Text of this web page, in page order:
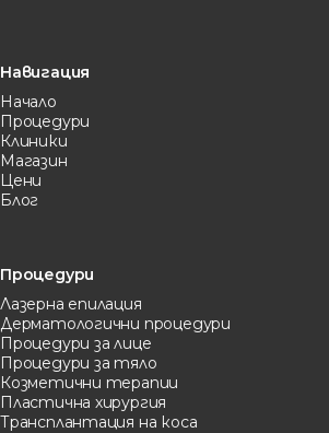
Навигация
Начало
Процедури
Клиники
Магазин
Цени
Блог
Процедури
Лазерна eпилация
Дерматологични процедури
Процедури за лице
Процедури за тяло
Козметични терапии
Пластична хирургия
Трансплантация на коса